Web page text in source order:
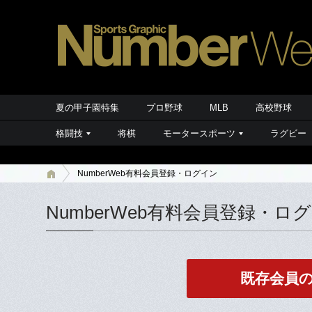
夏の甲子園特集 プロ野球 MLB 高校野球
格闘技 将棋 モータースポーツ ラグビー
NumberWeb有料会員登録・ログイン
NumberWeb有料会員登録・ロ
既存会員